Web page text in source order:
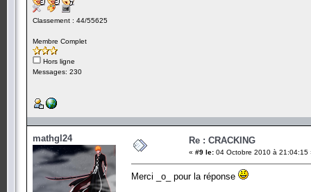
Classement : 44/55625
Membre Complet
Hors ligne
Messages: 230
mathgl24 Re : CRACKING
« #9 le: 04 Octobre 2010 à 21:04:15
Merci _o_ pour la réponse